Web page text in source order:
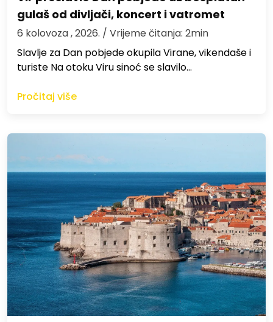
gulaš od divljači, koncert i vatromet
6 kolovoza , 2026. / Vrijeme čitanja: 2min
Slavlje za Dan pobjede okupila Virane, vikendaše i
turiste Na otoku Viru sinoć se slavilo…
Pročitaj više